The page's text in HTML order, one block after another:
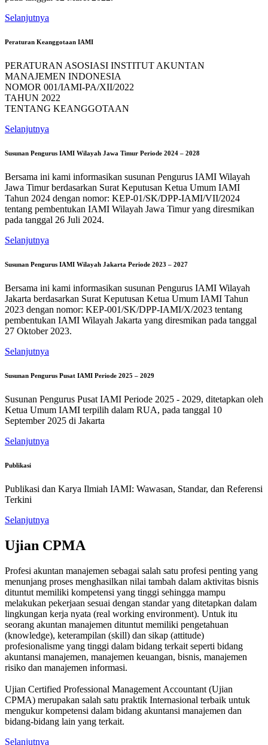
Selanjutnya
Peraturan Keanggotaan IAMI
PERATURAN ASOSIASI INSTITUT AKUNTAN
MANAJEMEN INDONESIA
NOMOR 001/IAMI-PA/XII/2022
TAHUN 2022
TENTANG KEANGGOTAAN
Selanjutnya
Susunan Pengurus IAMI Wilayah Jawa Timur Periode 2024 – 2028
Bersama ini kami informasikan susunan Pengurus IAMI Wilayah
Jawa Timur berdasarkan Surat Keputusan Ketua Umum IAMI
Tahun 2024 dengan nomor: KEP-01/SK/DPP-IAMI/VII/2024
tentang pembentukan IAMI Wilayah Jawa Timur yang diresmikan
pada tanggal 26 Juli 2024.
Selanjutnya
Susunan Pengurus IAMI Wilayah Jakarta Periode 2023 – 2027
Bersama ini kami informasikan susunan Pengurus IAMI Wilayah
Jakarta berdasarkan Surat Keputusan Ketua Umum IAMI Tahun
2023 dengan nomor: KEP-001/SK/DPP-IAMI/X/2023 tentang
pembentukan IAMI Wilayah Jakarta yang diresmikan pada tanggal
27 Oktober 2023.
Selanjutnya
Susunan Pengurus Pusat IAMI Periode 2025 – 2029
Susunan Pengurus Pusat IAMI Periode 2025 - 2029, ditetapkan oleh
Ketua Umum IAMI terpilih dalam RUA, pada tanggal 10
September 2025 di Jakarta
Selanjutnya
Publikasi
Publikasi dan Karya Ilmiah IAMI: Wawasan, Standar, dan Referensi
Terkini
Selanjutnya
Ujian CPMA
Profesi akuntan manajemen sebagai salah satu profesi penting yang
menunjang proses menghasilkan nilai tambah dalam aktivitas bisnis
dituntut memiliki kompetensi yang tinggi sehingga mampu
melakukan pekerjaan sesuai dengan standar yang ditetapkan dalam
lingkungan kerja nyata (real working environment). Untuk itu
seorang akuntan manajemen dituntut memiliki pengetahuan
(knowledge), keterampilan (skill) dan sikap (attitude)
profesionalisme yang tinggi dalam bidang terkait seperti bidang
akuntansi manajemen, manajemen keuangan, bisnis, manajemen
risiko dan manajemen informasi.
Ujian Certified Professional Management Accountant (Ujian
CPMA) merupakan salah satu praktik Internasional terbaik untuk
mengukur kompetensi dalam bidang akuntansi manajemen dan
bidang-bidang lain yang terkait.
Selanjutnya